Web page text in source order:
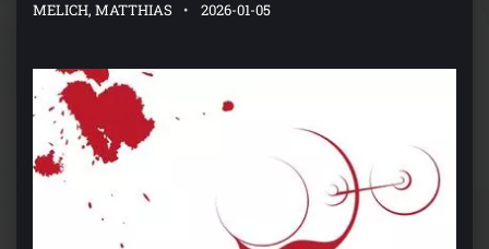
MELICH, MATTHIAS 2026-01-05